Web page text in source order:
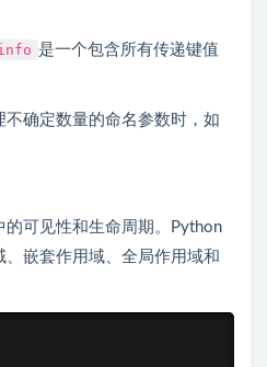
是一个包含所有传递键值
确定数量的命名参数时，如
可见性和生命周期。Python
嵌套作用域、全局作用域和